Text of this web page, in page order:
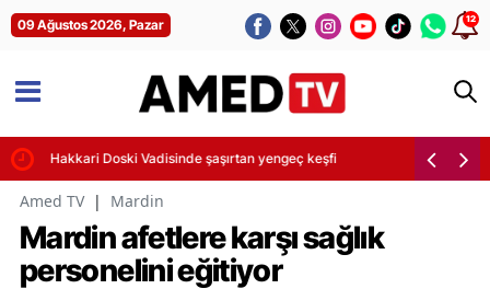
09 Ağustos 2026, Pazar 12
Hakkari Doski Vadisinde şaşırtan yengeç keşfi
Amed TV | Mardin
Mardin afetlere karşı sağlık
personelini eğitiyor